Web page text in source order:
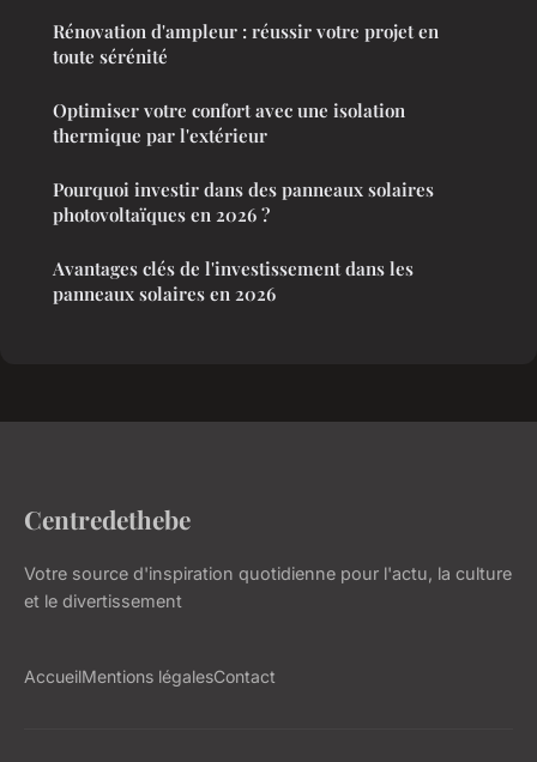
Rénovation d'ampleur : réussir votre projet en
toute sérénité
Optimiser votre confort avec une isolation
thermique par l'extérieur
Pourquoi investir dans des panneaux solaires
photovoltaïques en 2026 ?
Avantages clés de l'investissement dans les
panneaux solaires en 2026
Centredethebe
Votre source d'inspiration quotidienne pour l'actu, la culture
et le divertissement
AccueilMentions légalesContact